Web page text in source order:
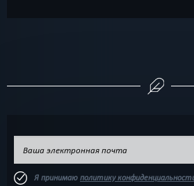
Я принимаю политику